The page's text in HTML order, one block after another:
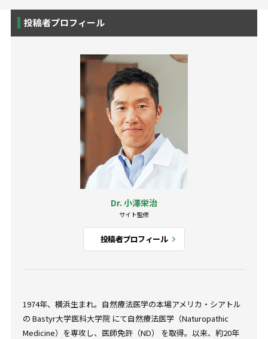
投稿者プロフィール
Dr. 小澤栄治
サイト監修
投稿者プロフィール
1974年、横浜生まれ。自然療法医学の本場アメリカ・シアトル
の Bastyr大学医科大学院 にて自然療法医学（Naturopathic
Medicine）を専攻し、医師免許（ND） を取得。以来、約20年